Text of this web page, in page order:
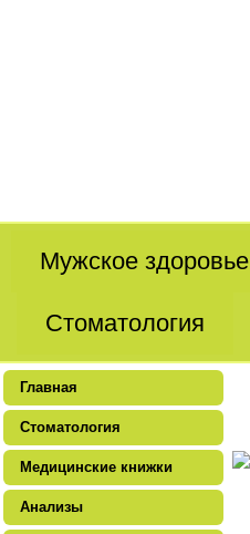
Мужское здоровье
Стоматология
Главная
Стоматология
Медицинские книжки
Анализы